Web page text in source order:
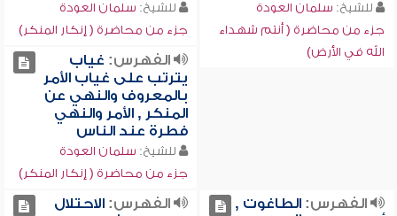
للشيخ: سلمان العودة
جزء من محاضرة ( أنتم شهداء
الله في الأرض)
للشيخ: سلمان العودة
جزء من محاضرة ( إنكار المنكر)
الفهرس: غياب
يترتب على غياب الأمر
بالمعروف والنهي عن
المنكر , الأمر والنهي
فطرة عند الناس
للشيخ: سلمان العودة
جزء من محاضرة ( إنكار المنكر)
الفهرس:الطاغوت ,
الفهرس:الاحتلال